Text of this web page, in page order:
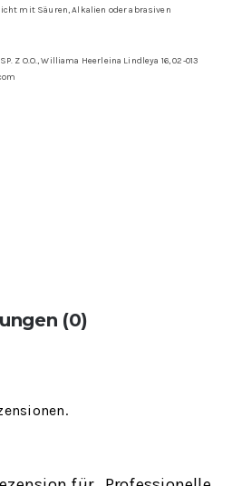
mit Säuren, Alkalien oder abrasiven
Z O.O., Williama Heerleina Lindleya 16, 02-013
(0)